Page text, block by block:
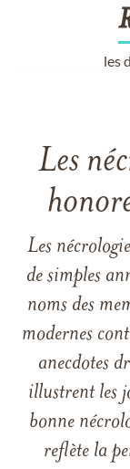
les
Les
Les
de simples
noms des
modernes
anecdotes
illustrent les
bonne
reflète la